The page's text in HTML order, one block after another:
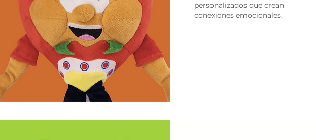
personalizados que crean
conexiones emocionales.